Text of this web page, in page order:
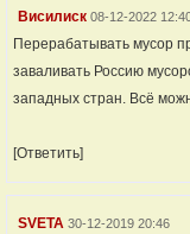
Висилиск 08-12-2022
Перерабатывать мусор
заваливать Россию
западных стран. Всё
[Ответить]
SVETA 30-12-2019 20:46